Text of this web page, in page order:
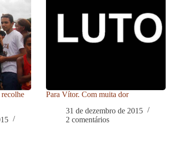
Para Vítor. Com muita dor
31 de dezembro de 2015
2 comentários